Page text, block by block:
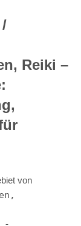
Reiki –
von